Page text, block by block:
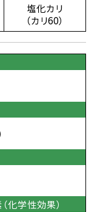
塩化カリ
（カリ60）
化学性効果）